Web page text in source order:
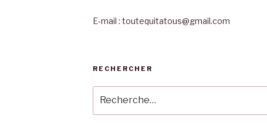
E-mail : toutequitatous@gmail.com
RECHERCHER
pour
: